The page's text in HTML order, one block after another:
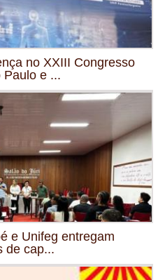
no XXIII Congresso
Paulo e ...
e Unifeg entregam
de cap...